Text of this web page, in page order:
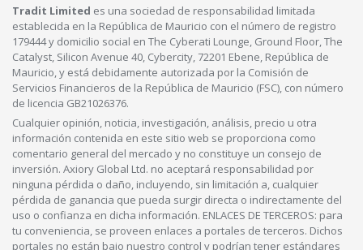
Tradit Limited es una sociedad de responsabilidad limitada
establecida en la República de Mauricio con el número de registro
179444 y domicilio social en The Cyberati Lounge, Ground Floor, The
Catalyst, Silicon Avenue 40, Cybercity, 72201 Ebene, República de
Mauricio, y está debidamente autorizada por la Comisión de
Servicios Financieros de la República de Mauricio (FSC), con número
de licencia GB21026376.
Cualquier opinión, noticia, investigación, análisis, precio u otra
información contenida en este sitio web se proporciona como
comentario general del mercado y no constituye un consejo de
inversión. Axiory Global Ltd. no aceptará responsabilidad por
ninguna pérdida o daño, incluyendo, sin limitación a, cualquier
pérdida de ganancia que pueda surgir directa o indirectamente del
uso o confianza en dicha información. ENLACES DE TERCEROS: para
tu conveniencia, se proveen enlaces a portales de terceros. Dichos
portales no están bajo nuestro control y podrían tener estándares